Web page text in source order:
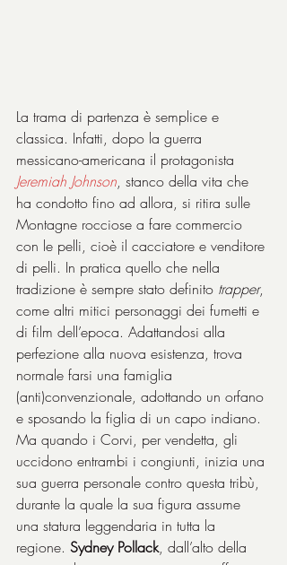
La trama di partenza è semplice e
classica. Infatti, dopo la guerra
messicano-americana il protagonista
Jeremiah Johnson, stanco della vita che
ha condotto fino ad allora, si ritira sulle
Montagne rocciose a fare commercio
con le pelli, cioè il cacciatore e venditore
di pelli. In pratica quello che nella
tradizione è sempre stato definito trapper,
come altri mitici personaggi dei fumetti e
di film dell’epoca. Adattandosi alla
perfezione alla nuova esistenza, trova
normale farsi una famiglia
(anti)convenzionale, adottando un orfano
e sposando la figlia di un capo indiano.
Ma quando i Corvi, per vendetta, gli
uccidono entrambi i congiunti, inizia una
sua guerra personale contro questa tribù,
durante la quale la sua figura assume
una statura leggendaria in tutta la
regione. Sydney Pollack, dall’alto della